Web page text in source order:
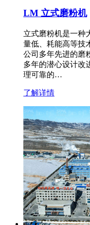
LM 立式磨粉机
立式磨粉机是一种
量低、耗能高等技
公司多年先进的磨
多年的潜心设计改
理可靠的…
了解详情